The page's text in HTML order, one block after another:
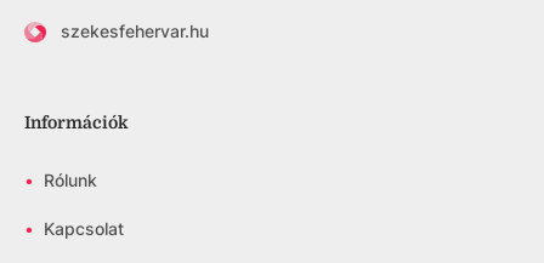
szekesfehervar.hu
Információk
• Rólunk
• Kapcsolat